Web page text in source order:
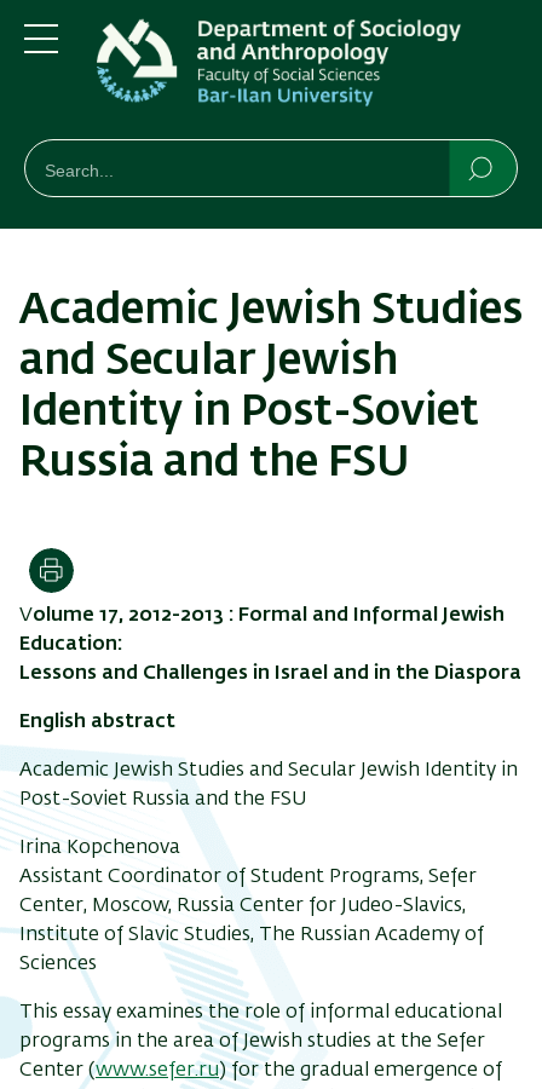
to
main
content
to
main
Navigation
Menu
חיפוש
Search
Academic Jewish Studies
and Secular Jewish
Identity in Post-Soviet
Russia and the FSU
Print
Volume 17, 2012-2013 : Formal and Informal Jewish
Education:
Lessons and Challenges in Israel and in the Diaspora
English abstract
Academic Jewish Studies and Secular Jewish Identity in
Post-Soviet Russia and the FSU
Irina Kopchenova
Assistant Coordinator of Student Programs, Sefer
Center, Moscow, Russia Center for Judeo-Slavics,
Institute of Slavic Studies, The Russian Academy of
Sciences
This essay examines the role of informal educational
programs in the area of Jewish studies at the Sefer
Center (www.sefer.ru) for the gradual emergence of